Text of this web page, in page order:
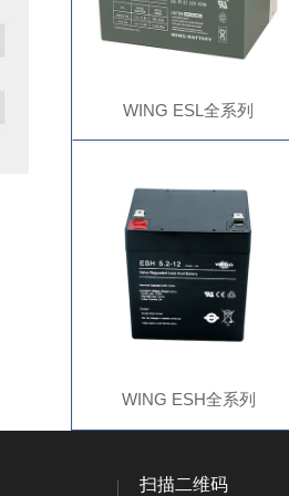
WING ESL全系列
WING ESH全系列
扫描二维码